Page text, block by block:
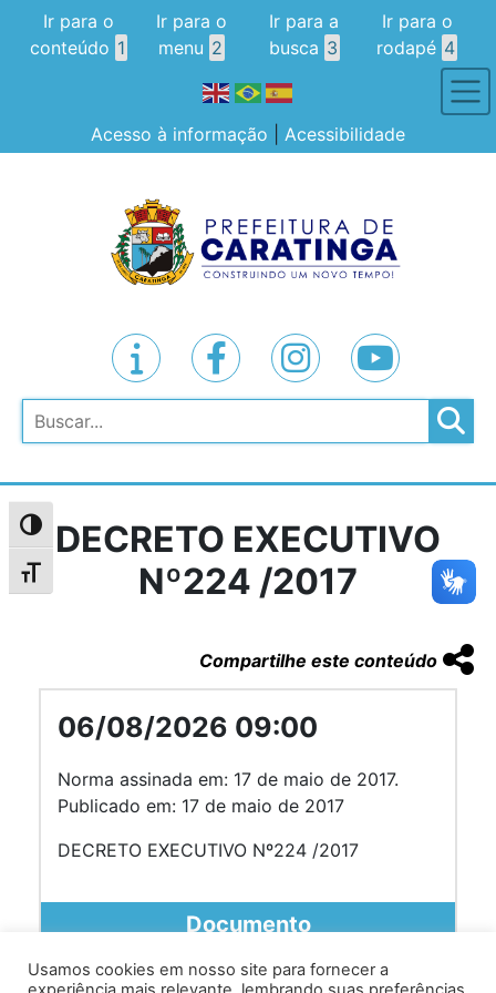
Alternar alto contraste
Alternar tamanho da fonte
Ir para o
conteúdo 1
Ir para o
menu 2
Ir para a
busca 3
Ir para o
rodapé 4
Acesso à informação Acessibilidade
Pesquisar
DECRETO EXECUTIVO
Nº224 /2017
Compartilhe este conteúdo
06/08/2026 09:00
Norma assinada em: 17 de maio de 2017.
Publicado em: 17 de maio de 2017
DECRETO EXECUTIVO Nº224 /2017
Documento
Usamos cookies em nosso site para fornecer a